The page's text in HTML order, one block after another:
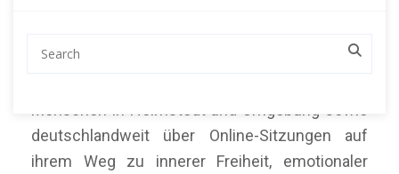
erreicht?
deutschlandweit über Online-Sitzungen auf
ihrem Weg zu innerer Freiheit, emotionaler